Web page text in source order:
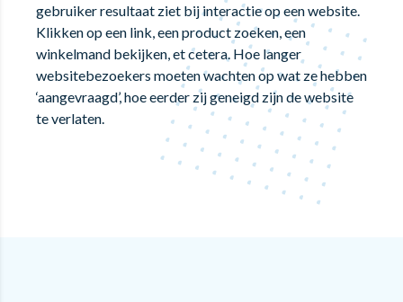
gebruiker resultaat ziet bij interactie op een website.
Klikken op een link, een product zoeken, een
winkelmand bekijken, et cetera. Hoe langer
websitebezoekers moeten wachten op wat ze hebben
‘aangevraagd’, hoe eerder zij geneigd zijn de website
te verlaten.